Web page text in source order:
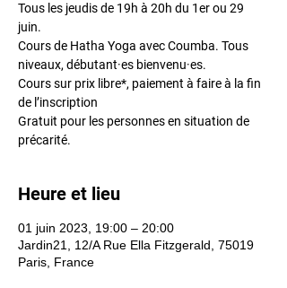
Tous les jeudis de 19h à 20h du 1er ou 29
juin.
Cours de Hatha Yoga avec Coumba. Tous
niveaux, débutant·es bienvenu·es.
Cours sur prix libre*, paiement à faire à la fin
de l’inscription
Gratuit pour les personnes en situation de
précarité.
Heure et lieu
01 juin 2023, 19:00 – 20:00
Jardin21, 12/A Rue Ella Fitzgerald, 75019
Paris, France